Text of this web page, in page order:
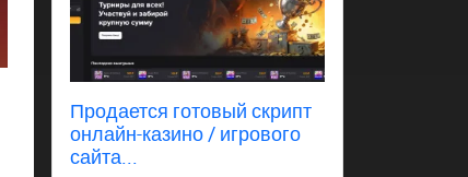
Продается готовый скрипт
онлайн-казино / игрового
сайта...